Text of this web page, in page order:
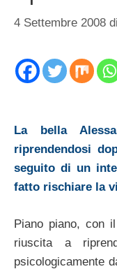
4 Settembre 2008 di
La bella
riprendendosi
seguito di un
fatto rischiare la
Piano piano, con
riuscita a
psicologicamente